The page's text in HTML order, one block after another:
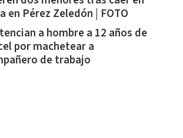
en Pérez Zeledón | FOTO
a hombre a 12 años de
por machetear a
de trabajo